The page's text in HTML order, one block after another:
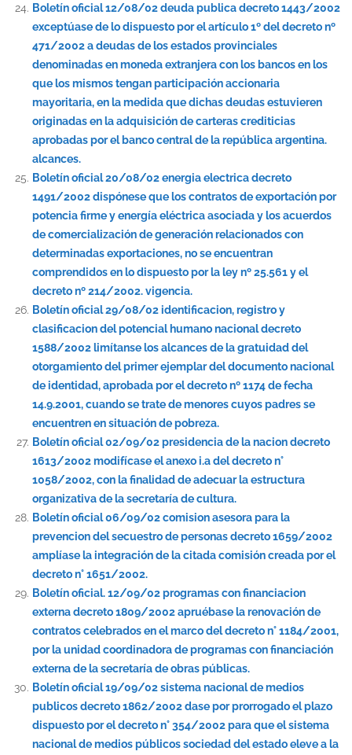
Boletín oficial 12/08/02 deuda publica decreto 1443/2002
exceptúase de lo dispuesto por el artículo 1º del decreto nº
471/2002 a deudas de los estados provinciales
denominadas en moneda extranjera con los bancos en los
que los mismos tengan participación accionaria
mayoritaria, en la medida que dichas deudas estuvieren
originadas en la adquisición de carteras crediticias
aprobadas por el banco central de la república argentina.
alcances.
Boletín oficial 20/08/02 energia electrica decreto
1491/2002 dispónese que los contratos de exportación por
potencia firme y energía eléctrica asociada y los acuerdos
de comercialización de generación relacionados con
determinadas exportaciones, no se encuentran
comprendidos en lo dispuesto por la ley nº 25.561 y el
decreto nº 214/2002. vigencia.
Boletín oficial 29/08/02 identificacion, registro y
clasificacion del potencial humano nacional decreto
1588/2002 limítanse los alcances de la gratuidad del
otorgamiento del primer ejemplar del documento nacional
de identidad, aprobada por el decreto nº 1174 de fecha
14.9.2001, cuando se trate de menores cuyos padres se
encuentren en situación de pobreza.
Boletín oficial 02/09/02 presidencia de la nacion decreto
1613/2002 modifícase el anexo i.a del decreto n°
1058/2002, con la finalidad de adecuar la estructura
organizativa de la secretaría de cultura.
Boletín oficial 06/09/02 comision asesora para la
prevencion del secuestro de personas decreto 1659/2002
amplíase la integración de la citada comisión creada por el
decreto n° 1651/2002.
Boletín oficial. 12/09/02 programas con financiacion
externa decreto 1809/2002 apruébase la renovación de
contratos celebrados en el marco del decreto n° 1184/2001,
por la unidad coordinadora de programas con financiación
externa de la secretaría de obras públicas.
Boletín oficial 19/09/02 sistema nacional de medios
publicos decreto 1862/2002 dase por prorrogado el plazo
dispuesto por el decreto n° 354/2002 para que el sistema
nacional de medios públicos sociedad del estado eleve a la